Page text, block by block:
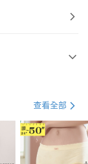
查看全部